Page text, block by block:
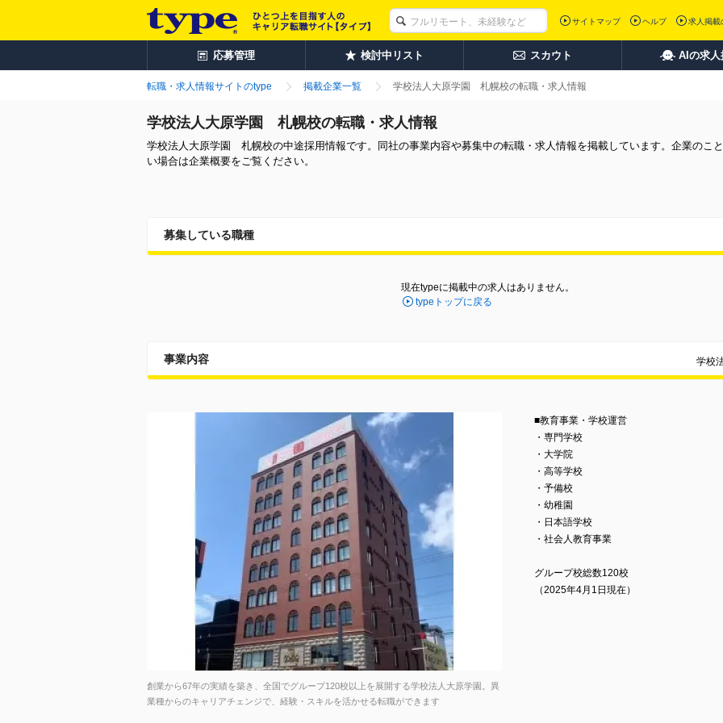
サイトマップ ヘルプ 求人掲載
応募管理 検討中リスト スカウト AIの求人
転職・求人情報サイトのtype 掲載企業一覧 学校法人大原学園 札幌校の転職・求人情報
学校法人大原学園 札幌校の転職・求人情報
学校法人大原学園 札幌校の中途採用情報です。同社の事業内容や募集中の転職・求人情報を掲載しています。企業のこ
い場合は企業概要をご覧ください。
募集している職種
現在typeに掲載中の求人はありません。
typeトップに戻る
事業内容 学校
創業から67年の実績を築き、全国でグループ120校以上を展開する学校法人大原学園。異
業種からのキャリアチェンジで、経験・スキルを活かせる転職ができます
■教育事業・学校運営
・専門学校
・大学院
・高等学校
・予備校
・幼稚園
・日本語学校
・社会人教育事業
グループ校総数120校
（2025年4月1日現在）